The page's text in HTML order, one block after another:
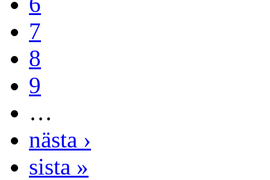
7
8
9
…
nästa ›
sista »